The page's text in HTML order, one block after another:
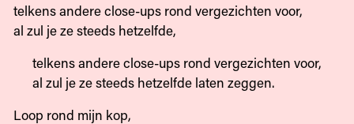
telkens andere close-ups rond vergezichten voor,
al zul je ze steeds hetzelfde,
telkens andere close-ups rond vergezichten voor,
al zul je ze steeds hetzelfde laten zeggen.
Loop rond mijn kop,